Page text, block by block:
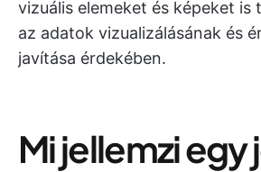
vizuális elemeket és képeket is
az adatok vizualizálásának és
javítása érdekében.
Mi jellemzi egy